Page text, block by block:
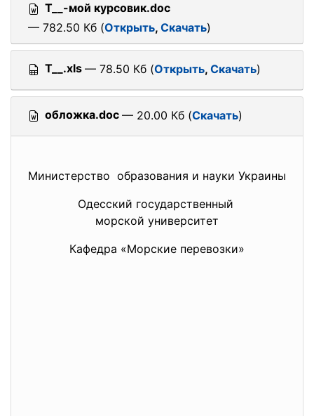
T__-мой курсовик.doc
— 782.50 Кб (Открыть, Скачать)
T__.xls — 78.50 Кб (Открыть, Скачать)
обложка.doc — 20.00 Кб (Скачать)
Министерство образования и науки Украины
Одесский государственный
морской университет
Кафедра «Морские перевозки»